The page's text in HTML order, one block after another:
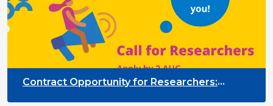
Contract Opportunity for Researchers: